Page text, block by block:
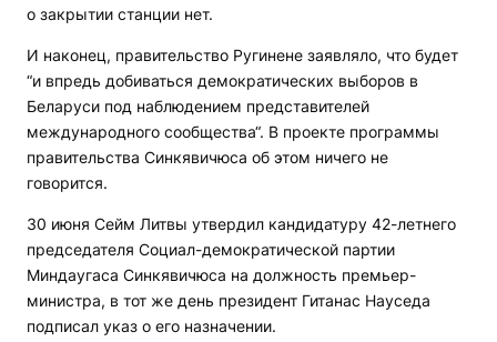
о закрытии станции нет.
И наконец, правительство Ругинене заявляло, что будет
“и впредь добиваться демократических выборов в
Беларуси под наблюдением представителей
международного сообщества“. В проекте программы
правительства Синкявичюса об этом ничего не
говорится.
30 июня Сейм Литвы утвердил кандидатуру 42-летнего
председателя Социал-демократической партии
Миндаугаса Синкявичюса на должность премьер-
министра, в тот же день президент Гитанас Науседа
подписал указ о его назначении.